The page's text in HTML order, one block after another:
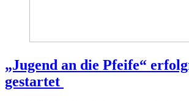
„Jugend an die Pfeife“
gestartet